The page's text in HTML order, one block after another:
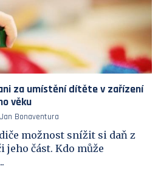
za umístění dítěte v zařízení
věku
Jan Bonaventura
možnost snížit si daň z
část. Kdo může